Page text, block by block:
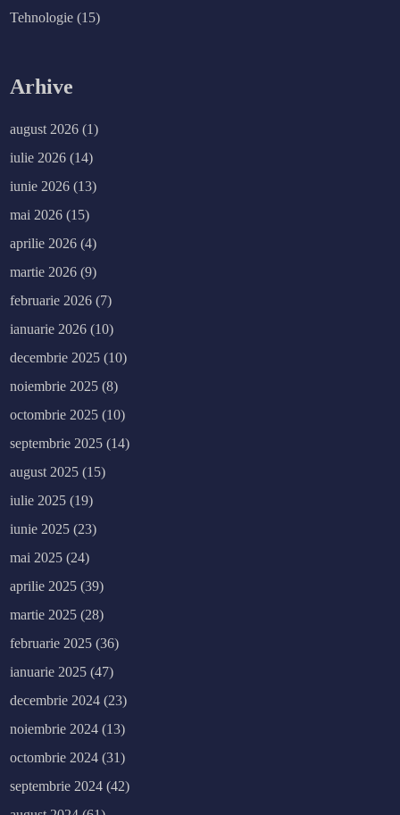
Tehnologie (15)
Arhive
august 2026 (1)
iulie 2026 (14)
iunie 2026 (13)
mai 2026 (15)
aprilie 2026 (4)
martie 2026 (9)
februarie 2026 (7)
ianuarie 2026 (10)
decembrie 2025 (10)
noiembrie 2025 (8)
octombrie 2025 (10)
septembrie 2025 (14)
august 2025 (15)
iulie 2025 (19)
iunie 2025 (23)
mai 2025 (24)
aprilie 2025 (39)
martie 2025 (28)
februarie 2025 (36)
ianuarie 2025 (47)
decembrie 2024 (23)
noiembrie 2024 (13)
octombrie 2024 (31)
septembrie 2024 (42)